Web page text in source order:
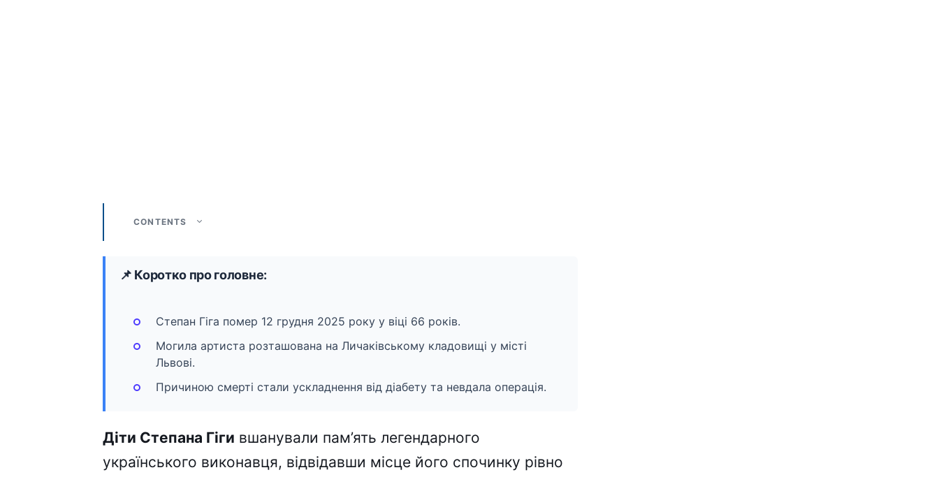
CONTENTS
📌 Коротко про головне:
Степан Гіга помер 12 грудня 2025 року у віці 66 років.
Могила артиста розташована на Личаківському кладовищі у місті
Львові.
Причиною смерті стали ускладнення від діабету та невдала операція.
Діти Степана Гіги вшанували пам’ять легендарного
українського виконавця, відвідавши місце його спочинку рівно